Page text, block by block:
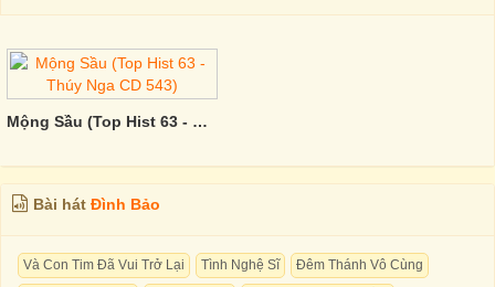
Mộng Sầu (Top Hist 63 - Thúy Nga CD 543)
Bài hát Đình Bảo
Và Con Tim Đã Vui Trở Lại Tình Nghệ Sĩ
Đêm Thánh Vô Cùng